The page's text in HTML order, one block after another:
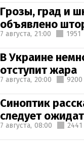
Грозы, град и
объявлено
7 августа, 21:00 1951
В Украине
отступит жара
7 августа, 20:00 9200
Синоптик
следует
7 августа, 08:00 2441